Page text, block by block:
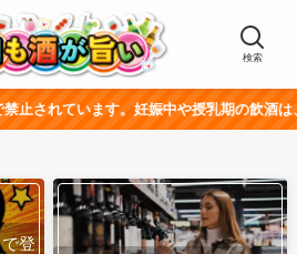
検索
。妊娠中や授乳期の飲酒は、胎児・乳幼
登